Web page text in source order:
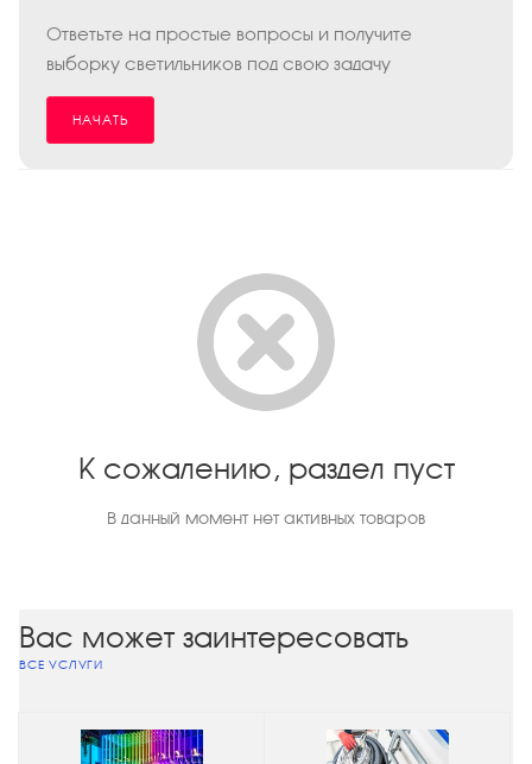
Ответьте на простые вопросы и получите
выборку светильников под свою задачу
НАЧАТЬ
К сожалению, раздел пуст
В данный момент нет активных товаров
Вас может заинтересовать
ВСЕ УСЛУГИ